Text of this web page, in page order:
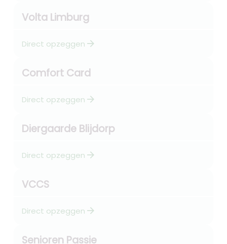
Volta Limburg
Direct opzeggen arrow_forward
Comfort Card
Direct opzeggen arrow_forward
Diergaarde Blijdorp
Direct opzeggen arrow_forward
VCCS
Direct opzeggen arrow_forward
Senioren Passie